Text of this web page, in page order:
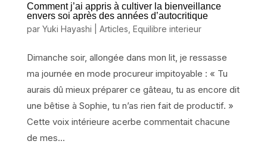
Comment j’ai appris à cultiver la bienveillance
envers soi après des années d’autocritique
par Yuki Hayashi Articles Equilibre interieur
Dimanche soir, allongée dans mon lit, je ressasse
ma journée en mode procureur impitoyable : « Tu
aurais dû mieux préparer ce gâteau, tu as encore dit
une bêtise à Sophie, tu n’as rien fait de productif. »
Cette voix intérieure acerbe commentait chacune
de mes...